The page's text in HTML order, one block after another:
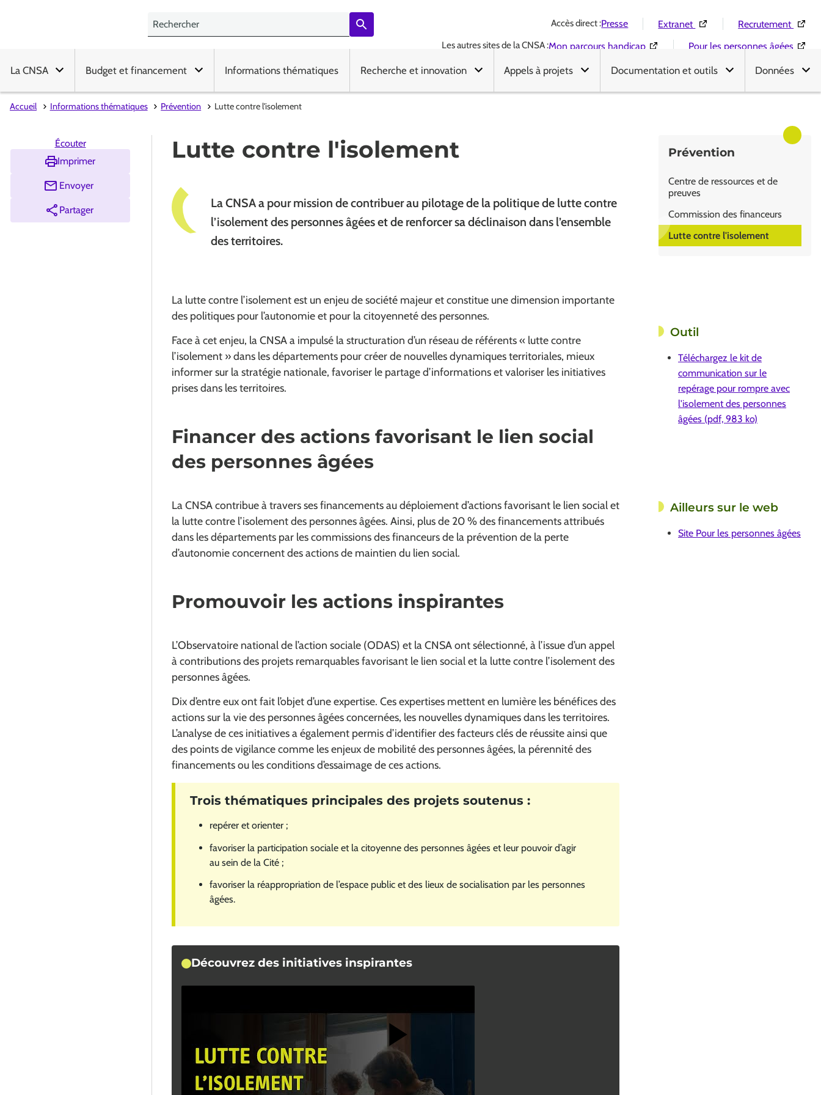
Accès direct :Presse Extranet (Ouverture dans une nouvelle
Recrutement
Les autres sites de la CNSA :Mon parcours handicap(Ouverture dans une nouvelle fenêtre)
Pour les personnes âgées
La CNSA Budget et financement Informations thématiques Recherche et innovation Appels à projets Documentation et outils Données
Accueil Informations thématiques Prévention Lutte contre l'isolement
Prévention
Centre de ressources et de
preuves
Commission des financeurs
Lutte contre l'isolement
Lutte contre l'isolement
Écouter
Imprimer
Envoyer
Partager
La CNSA a pour mission de contribuer au pilotage de la politique de lutte contre
l’isolement des personnes âgées et de renforcer sa déclinaison dans l’ensemble
des territoires.
La lutte contre l’isolement est un enjeu de société majeur et constitue une dimension importante
des politiques pour l’autonomie et pour la citoyenneté des personnes.
Face à cet enjeu, la CNSA a impulsé la structuration d’un réseau de référents « lutte contre
l’isolement » dans les départements pour créer de nouvelles dynamiques territoriales, mieux
informer sur la stratégie nationale, favoriser le partage d’informations et valoriser les initiatives
prises dans les territoires.
Financer des actions favorisant le lien social
des personnes âgées
La CNSA contribue à travers ses financements au déploiement d’actions favorisant le lien social et
la lutte contre l’isolement des personnes âgées. Ainsi, plus de 20 % des financements attribués
dans les départements par les commissions des financeurs de la prévention de la perte
d’autonomie concernent des actions de maintien du lien social.
Promouvoir les actions inspirantes
L’Observatoire national de l’action sociale (ODAS) et la CNSA ont sélectionné, à l’issue d’un appel
à contributions des projets remarquables favorisant le lien social et la lutte contre l’isolement des
personnes âgées.
Dix d’entre eux ont fait l’objet d’une expertise. Ces expertises mettent en lumière les bénéfices des
actions sur la vie des personnes âgées concernées, les nouvelles dynamiques dans les territoires.
L’analyse de ces initiatives a également permis d’identifier des facteurs clés de réussite ainsi que
des points de vigilance comme les enjeux de mobilité des personnes âgées, la pérennité des
financements ou les conditions d’essaimage de ces actions.
repérer et orienter ;
favoriser la participation sociale et la citoyenne des personnes âgées et leur pouvoir d’agir
au sein de la Cité ;
favoriser la réappropriation de l’espace public et des lieux de socialisation par les personnes
âgées.
Découvrez des initiatives inspirantes
Outil
Téléchargez le kit de
communication sur le
repérage pour rompre avec
l'isolement des personnes
âgées (pdf, 983 ko)
Ailleurs sur le web
Site Pour les personnes âgées